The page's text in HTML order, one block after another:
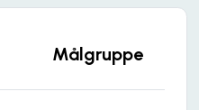
Målgruppe